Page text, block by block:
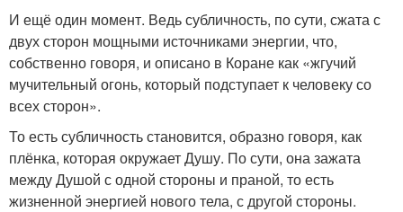
И ещё один момент. Ведь субличность, по сути, сжата с
двух сторон мощными источниками энергии, что,
собственно говоря, и описано в Коране как «жгучий
мучительный огонь, который подступает к человеку со
всех сторон».
То есть субличность становится, образно говоря, как
плёнка, которая окружает Душу. По сути, она зажата
между Душой с одной стороны и праной, то есть
жизненной энергией нового тела, с другой стороны.